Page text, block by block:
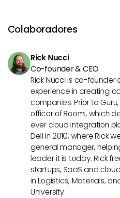
instituciones a estrategizar la
preparación podría llevar a
Colaboradores
Rick Nucci
Co-founder & CEO
Rick Nucci is co-founder
experience in creating
companies. Prior to
officer of Boomi, which
ever cloud integration
Dell in 2010, where Rick
general manager,
leader it is today. Rick
startups, SaaS and
in Logistics, Materials,
University.